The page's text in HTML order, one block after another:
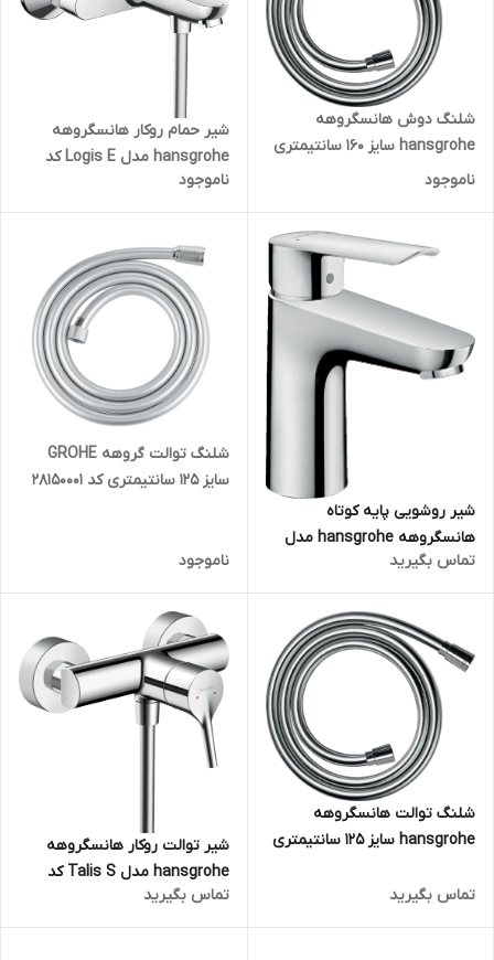
شلنگ دوش هانسگروهه
hansgrohe سایز 160 سانتیمتری
مدل Isiflex کد 28276000
ناموجود
شیر حمام روکار هانسگروهه
hansgrohe مدل Logis E کد
71415000
ناموجود
شیر روشویی پایه کوتاه
هانسگروهه hansgrohe مدل
Logis E کد 71178000
تماس بگیرید
شلنگ توالت گروهه GROHE
سایز 125 سانتیمتری کد 28150001
ناموجود
شلنگ توالت هانسگروهه
hansgrohe سایز 125 سانتیمتری
تماس بگیرید
شیر توالت روکار هانسگروهه
hansgrohe مدل Talis S کد
72600000
تماس بگیرید